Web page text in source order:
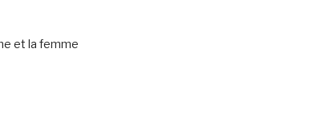
et la femme